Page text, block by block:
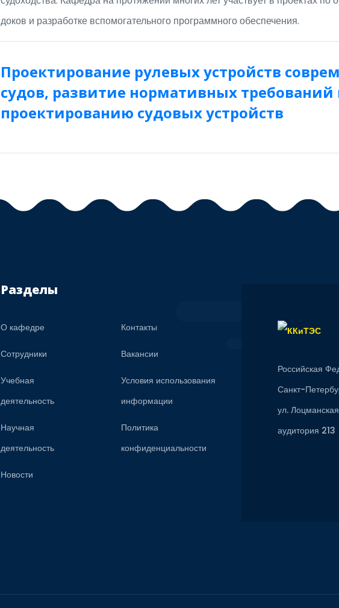
доков и разработке вспомогательного программного обеспечения.
Проектирование рулевых устройств
судов, развитие нормативных требований
проектированию судовых устройств
Разделы
О кафедре
Сотрудники
Учебная
деятельность
Научная
деятельность
Новости
Контакты
Вакансии
Условия использования
информации
Политика
конфиденциальности
Российская
Санкт-
ул.
аудитория 213